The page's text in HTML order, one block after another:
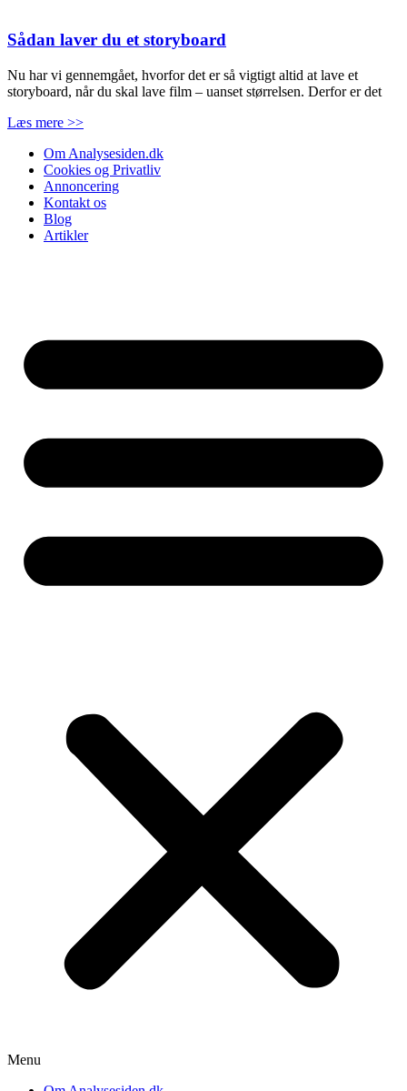
Sådan laver du et storyboard
Nu har vi gennemgået, hvorfor det er så vigtigt altid at lave et
storyboard, når du skal lave film – uanset størrelsen. Derfor er det
Læs mere >>
Om Analysesiden.dk
Cookies og Privatliv
Annoncering
Kontakt os
Blog
Artikler
Menu